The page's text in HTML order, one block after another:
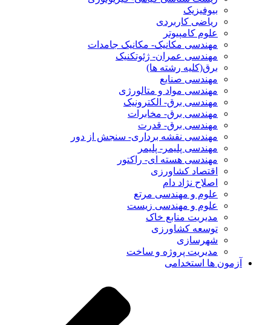
بیوفیزیک
ریاضی کاربردی
علوم کامپیوتر
مهندسی مکانیک- مکانیک جامدات
مهندسی عمران- ژئوتکنیک
برق(کلیه رشته ها)
مهندسی صنایع
مهندسی مواد و متالورژی
مهندسی برق- الکترونیک
مهندسی برق- مخابرات
مهندسی برق- قدرت
مهندسی نقشه برداری- سنجش از دور
مهندسی پلیمر- پلیمر
مهندسی هسته ای- راکتور
اقتصاد کشاورزی
اصلاح نژاد دام
علوم و مهندسی مرتع
علوم و مهندسی زیست
مدیریت منابع خاک
توسعه کشاورزی
شهرسازی
مدیریت پروژه و ساخت
آزمون ها استخدامی